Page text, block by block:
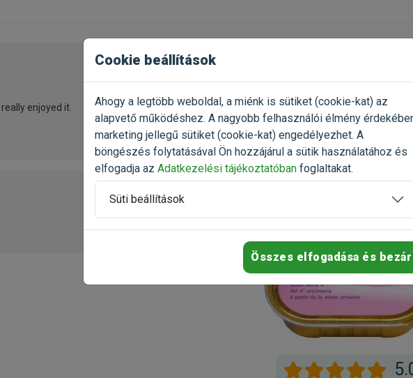
Oszd meg tapasztalatod a
gazdival!
Értékelés írása
2023.10.24.
enjoyed it.
2025.09.30.
Cookie beállítások
Ahogy a legtöbb weboldal, a miénk is sütiket (cookie-kat) az
alapvető működéshez. A nagyobb felhasználói élmény
marketing jellegű sütiket (cookie-kat) engedélyezhet. A
böngészés folytatásával Ön hozzájárul a sütik használatához és
elfogadja az Adatkezelési tájékoztatóban foglaltakat.
Süti beállítások
Összes elfogadása és bezár